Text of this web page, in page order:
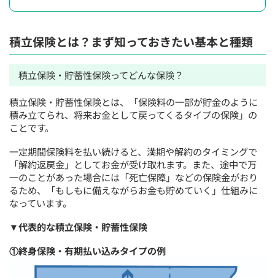
積立保険とは？まず知っておきたい基本と種類
積立保険・貯蓄性保険ってどんな保険？
積立保険・貯蓄性保険とは、「保険料の一部が貯金のように
積み立てられ、将来お金として戻ってくるタイプの保険」の
ことです。
一定期間保険料を払い続けると、満期や解約のタイミングで
「解約返戻金」としてお金が受け取れます。また、途中で万
一のことがあった場合には「死亡保障」などの保険金がおり
るため、「もしもに備えながらお金も貯めていく」仕組みに
なっています。
▼代表的な積立保険・貯蓄性保険
①終身保険・有期払い込みタイプの例